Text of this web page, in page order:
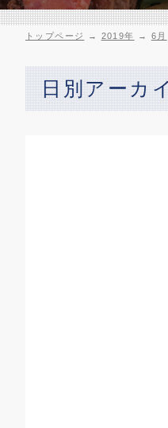
トップページ → 2019年 → 6月
日別アーカ